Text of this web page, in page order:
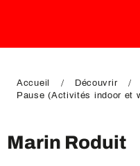
DE
Accueil
Découvrir
Pause (Activités indoor et
Marin Roduit